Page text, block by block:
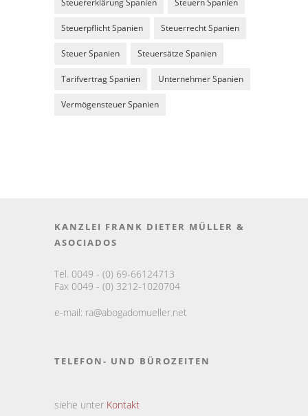
Steuererklärung Spanien Steuern Spanien
Steuerpflicht Spanien Steuerrecht Spanien
Steuer Spanien Steuersätze Spanien
Tarifvertrag Spanien Unternehmer Spanien
Vermögensteuer Spanien
KANZLEI FRANK DIETER MÜLLER &
ASOCIADOS
Tel. 0049 - (0) 69-66124713
Fax 0049 - (0) 3212-1020704
e-mail: ra@abogadomueller.net
TELEFON- UND BÜROZEITEN
siehe unter Kontakt